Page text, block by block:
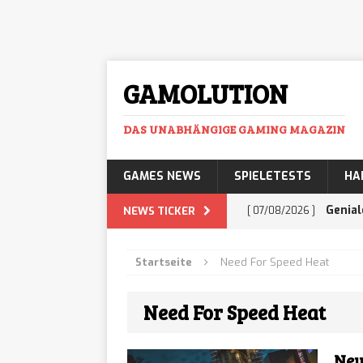
GAMOLUTION
DAS UNABHÄNGIGE GAMING MAGAZIN
GAMES NEWS SPIELETESTS
NEWS TICKER [ 07/08/2026 ]
Adventure lässt
[ 07/08/2026 ]
Startseite Need For Speed Heat
Need For Speed Heat